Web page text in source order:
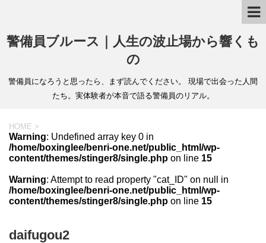
警備員ブルース｜人生の波止場から響くも
の
警備員になろうと思ったら、まず読んでください。 現場で出会った人間
たち。実体験者が本音で語る警備員のリアル。
HOME >
Warning: Undefined array key 0 in
/home/boxinglee/benri-one.net/public_html/wp-
content/themes/stinger8/single.php on line 15
Warning: Attempt to read property "cat_ID" on null in
/home/boxinglee/benri-one.net/public_html/wp-
content/themes/stinger8/single.php on line 15
daifugou2